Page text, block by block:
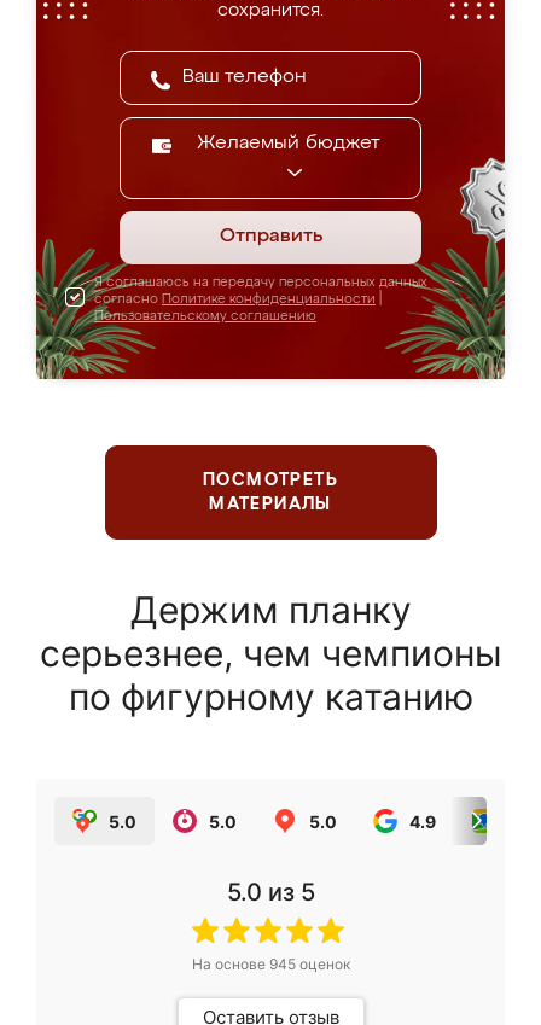
сохранится.
Желаемый бюджет
Отправить
Я соглашаюсь на передачу персональных данных
согласно Политике конфиденциальности
Пользовательскому соглашению
ПОСМОТРЕТЬ
МАТЕРИАЛЫ
Держим планку
серьезнее, чем чемпионы
по фигурному катанию
5.0 5.0 5.0 4.9
5.0 из 5
На основе 945оценок
Оставить отзыв